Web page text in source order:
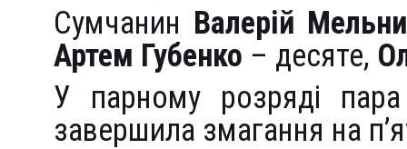
Сумчанин Валерій
Артем Губенко – десяте,
У парному розряді
завершила змагання на